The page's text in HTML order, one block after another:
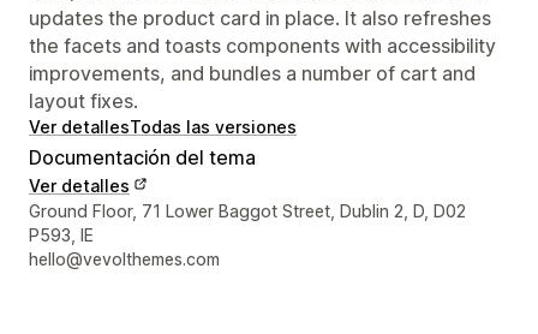
updates the product card in place. It also refreshes
the facets and toasts components with accessibility
improvements, and bundles a number of cart and
layout fixes.
Ver detallesTodas las versiones
Documentación del tema
Ver detalles
Detalles de contacto del diseñador
Ground Floor, 71 Lower Baggot Street, Dublin 2, D, D02
P593, IE
hello@vevolthemes.com